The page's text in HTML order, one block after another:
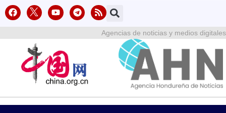
Agencias de noticias y medios digitales